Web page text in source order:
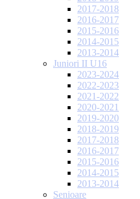
2017-2018
2016-2017
2015-2016
2014-2015
2013-2014
Juniori II U16
2023-2024
2022-2023
2021-2022
2020-2021
2019-2020
2018-2019
2017-2018
2016-2017
2015-2016
2014-2015
2013-2014
Senioare